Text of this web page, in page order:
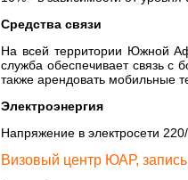
Средства связи
На всей территории Южной
служба обеспечивает связь с
также арендовать мобильные
Электроэнергия
Напряжение в электросети
Визовый центр ЮАР,